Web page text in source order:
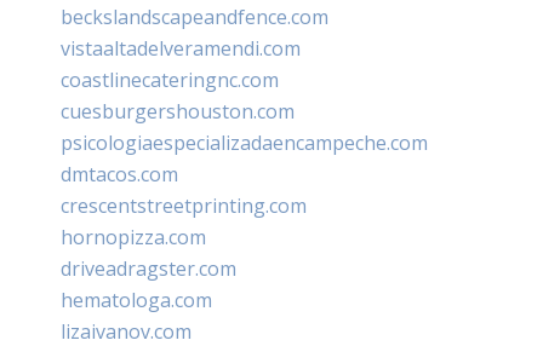
beckslandscapeandfence.com
vistaaltadelveramendi.com
coastlinecateringnc.com
cuesburgershouston.com
psicologiaespecializadaencampeche.com
dmtacos.com
crescentstreetprinting.com
hornopizza.com
driveadragster.com
hematologa.com
lizaivanov.com